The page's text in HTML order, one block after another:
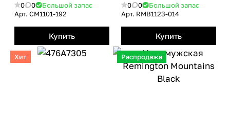
0 0
Большой запас
Арт. СМ1101-192
Купить
0 0
Большой запас
Арт. RMB1123-014
Купить
Хит Распродажа